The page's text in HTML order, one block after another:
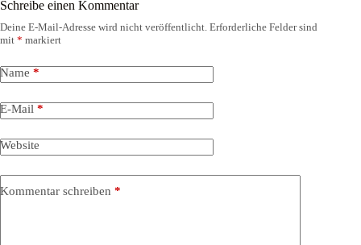
Schreibe einen Kommentar
Deine E-Mail-Adresse wird nicht veröffentlicht. Erforderliche Felder sind
mit * markiert
Name *
E-Mail *
Website
Kommentar schreiben *